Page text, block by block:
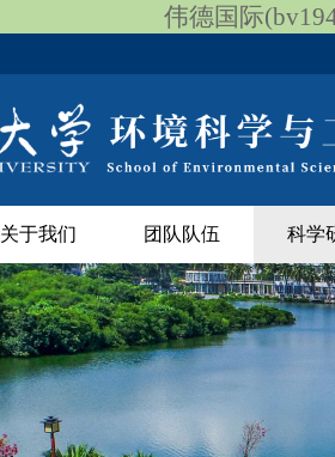
伟德国际
关于我们 团队队伍 科学